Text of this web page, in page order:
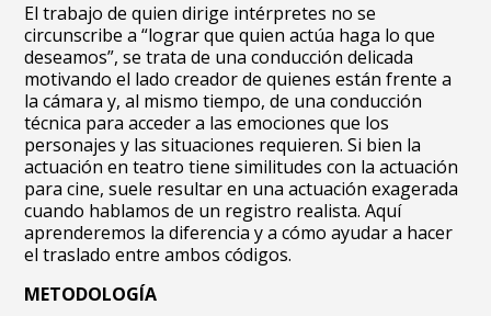
El trabajo de quien dirige intérpretes no se
circunscribe a “lograr que quien actúa haga lo que
deseamos”, se trata de una conducción delicada
motivando el lado creador de quienes están frente a
la cámara y, al mismo tiempo, de una conducción
técnica para acceder a las emociones que los
personajes y las situaciones requieren. Si bien la
actuación en teatro tiene similitudes con la actuación
para cine, suele resultar en una actuación exagerada
cuando hablamos de un registro realista. Aquí
aprenderemos la diferencia y a cómo ayudar a hacer
el traslado entre ambos códigos.
METODOLOGÍA